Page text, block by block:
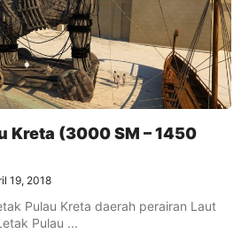
Kreta (3000 SM – 1450
19, 2018
Pulau Kreta daerah perairan Laut
Pulau ...